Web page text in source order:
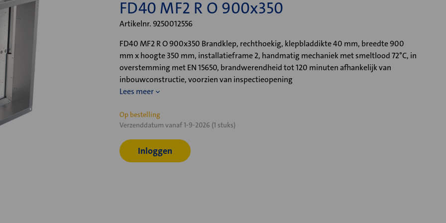
FD40 MF2 R O 900x350
Artikelnr. 9250012556
FD40 MF2 R O 900x350 Brandklep, rechthoekig, klepbladdikte 40 mm, breedte 900
mm x hoogte 350 mm, installatieframe 2, handmatig mechaniek met smeltlood 72°C, in
overstemming met EN 15650, brandwerendheid tot 120 minuten afhankelijk van
inbouwconstructie, voorzien van inspectieopening
Lees meer
Huidige
voorraad:
Op bestelling
Verzenddatum vanaf 1-9-2026 (1 stuks)
Inloggen